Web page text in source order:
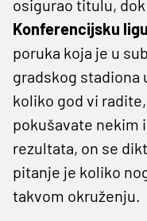
osigurao titulu,
Konferencijsku ligu
poruka koja je u
gradskog stadiona
koliko god vi
pokušavate nekim
rezultata, on se
pitanje je koliko
takvom okruženju.